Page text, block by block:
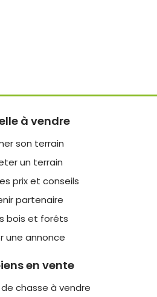
à vendre
son terrain
un terrain
prix et conseils
partenaire
bois et forêts
une annonce
en vente
chasse à vendre